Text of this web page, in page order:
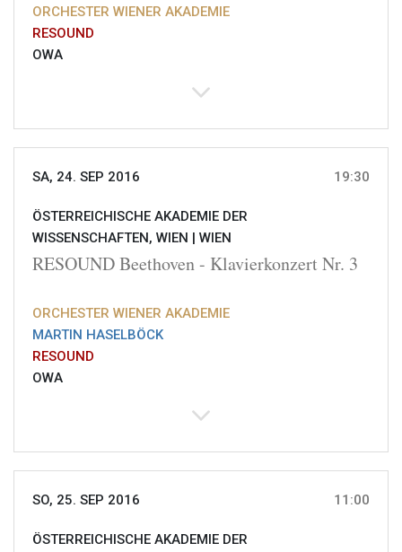
ORCHESTER WIENER AKADEMIE
RESOUND
OWA
SA, 24. SEP 2016 19:30
ÖSTERREICHISCHE AKADEMIE DER
WISSENSCHAFTEN, WIEN | WIEN
RESOUND Beethoven - Klavierkonzert Nr. 3
ORCHESTER WIENER AKADEMIE
MARTIN HASELBÖCK
RESOUND
OWA
SO, 25. SEP 2016 11:00
ÖSTERREICHISCHE AKADEMIE DER